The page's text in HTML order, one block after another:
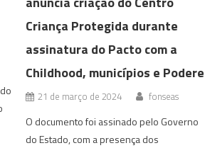
Criança Protegida durante
assinatura do Pacto com a
Childhood, municípios e
21 de março de 2024 fonseas
O documento foi assinado pelo Governo
do Estado, com a presença dos